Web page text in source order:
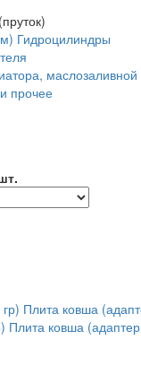
Гидроцилиндры
прочее
Плита ковша